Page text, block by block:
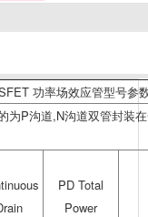
功率场效应管型号参
P沟道,N沟道双管封装
PD Total
Power